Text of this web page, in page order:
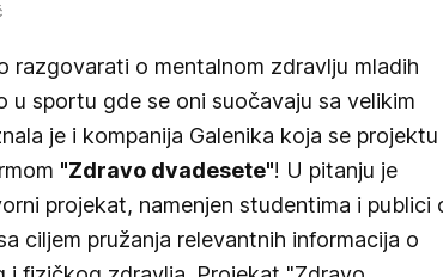
razgovarati o mentalnom zdravlju mladih
u sportu gde se oni suočavaju sa velikim
je i kompanija Galenika koja se projektu
"Zdravo dvadesete"! U pitanju je
projekat, namenjen studentima i publici
ciljem pružanja relevantnih informacija o